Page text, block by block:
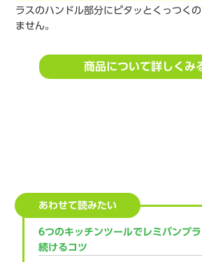
ラスのハンドル部分にピタッとくっつく
ません。
商品について詳しく
あわせて読みたい
6つのキッチンツールでレミパンプ
続けるコツ